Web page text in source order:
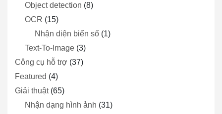
Object detection (8)
OCR (15)
Nhận diện biển số (1)
Text-To-Image (3)
Công cụ hỗ trợ (37)
Featured (4)
Giải thuật(65)
Nhận dạng hình ảnh (31)